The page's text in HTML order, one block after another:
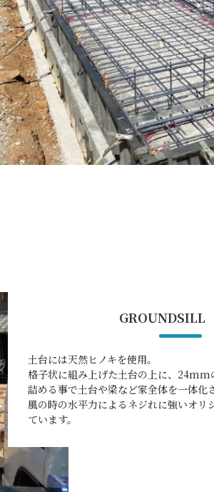
GROUNDSILL
土台には天然ヒノキを使用。
格子状に組み上げた土台の上に、24mm
詰める事で土台や梁など家全体を一体化
風の時の水平力によるネジれに強いオリ
ています。